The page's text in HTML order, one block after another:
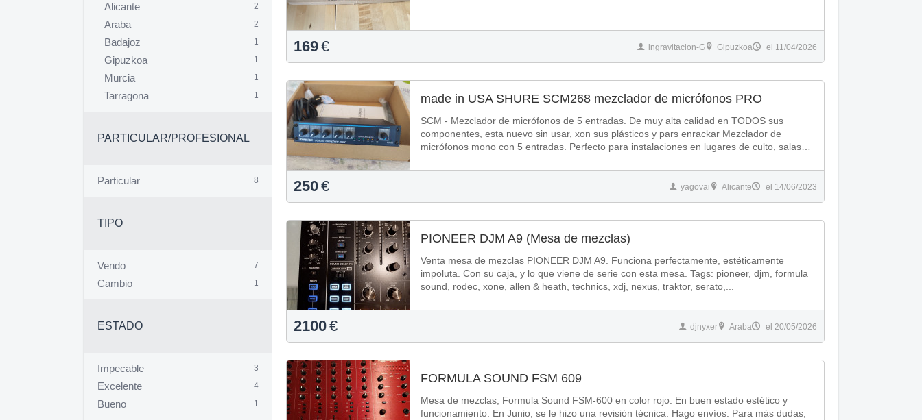
169€ ingravitacion-G Gipuzkoa el 11/04/2026
made in USA SHURE SCM268 mezclador de micrófonos PRO
SCM - Mezclador de micrófonos de 5 entradas. De muy alta calidad en TODOS sus
componentes, esta nuevo sin usar, xon sus plásticos y pars enrackar Mezclador de
micrófonos mono con 5 entradas. Perfecto para instalaciones en lugares de culto, salas
250€ yagovai Alicante el 14/06/2023
PIONEER DJM A9 (Mesa de mezclas)
Venta mesa de mezclas PIONEER DJM A9. Funciona perfectamente, estéticamente
impoluta. Con su caja, y lo que viene de serie con esta mesa. Tags: pioneer, djm, formula
sound, rodec, xone, allen & heath, technics, xdj, nexus, traktor, serato,...
2100€ djnyxer Araba el 20/05/2026
FORMULA SOUND FSM 609
Mesa de mezclas, Formula Sound FSM-600 en color rojo. En buen estado estético y
funcionamiento. En Junio, se le hizo una revisión técnica. Hago envíos. Para más dudas,
2
Alicante
2
Araba
1
Badajoz
1
Gipuzkoa
1
Murcia
1
Tarragona
PARTICULAR/PROFESIONAL
8
Particular
TIPO
7
Vendo
1
Cambio
ESTADO
3
Impecable
4
Excelente
1
Bueno